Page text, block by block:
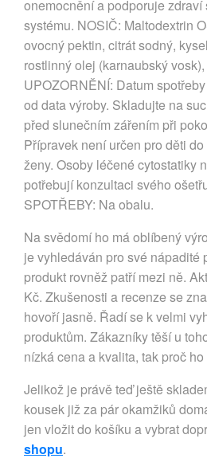
onemocnění a podporuje zdraví
systému. NOSIČ: Maltodextrin
ovocný pektin, citrát sodný,
rostlinný olej (karnaubský
UPOZORNĚNÍ: Datum
od data výroby. Skladujte na
před slunečním zářením při
Přípravek není určen pro děti
ženy. Osoby léčené cytostatiky
potřebují konzultaci svého
SPOTŘEBY: Na obalu.
Na svědomí ho má oblíbený
je vyhledáván pro své nápadité
produkt rovněž patří mezi ně.
Kč. Zkušenosti a recenze se
hovoří jasně. Řadí se k velmi
produktům. Zákazníky těší u
nízká cena a kvalita, tak proč
Jelikož je právě teď ještě
kousek již za pár okamžiků
jen vložit do košíku a vybrat
shopu.